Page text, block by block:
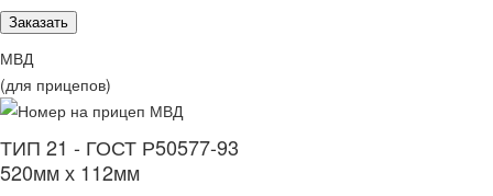
Заказать
МВД
(для прицепов)
ТИП 21 - ГОСТ Р50577-93
520мм х 112мм